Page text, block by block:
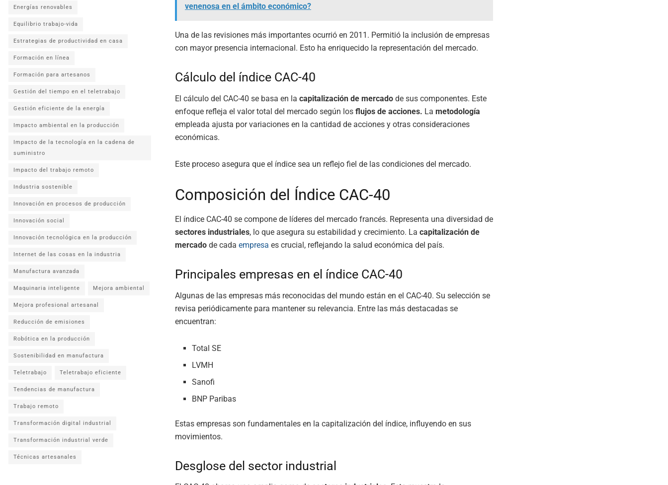
venenosa en el ámbito económico?
Una de las revisiones más importantes ocurrió en 2011. Permitió la inclusión de empresas
con mayor presencia internacional. Esto ha enriquecido la representación del mercado.
Cálculo del índice CAC-40
El cálculo del CAC-40 se basa en la capitalización de mercado de sus componentes. Este
enfoque refleja el valor total del mercado según los flujos de acciones. La metodología
empleada ajusta por variaciones en la cantidad de acciones y otras consideraciones
económicas.
Este proceso asegura que el índice sea un reflejo fiel de las condiciones del mercado.
Composición del Índice CAC-40
El índice CAC-40 se compone de líderes del mercado francés. Representa una diversidad de
sectores industriales, lo que asegura su estabilidad y crecimiento. La capitalización de
mercado de cada empresa es crucial, reflejando la salud económica del país.
Principales empresas en el índice CAC-40
Algunas de las empresas más reconocidas del mundo están en el CAC-40. Su selección se
revisa periódicamente para mantener su relevancia. Entre las más destacadas se
encuentran:
Total SE
LVMH
Sanofi
BNP Paribas
Estas empresas son fundamentales en la capitalización del índice, influyendo en sus
movimientos.
Desglose del sector industrial
Energías renovables
Equilibrio trabajo-vida
Estrategias de productividad en casa
Formación en línea
Formación para artesanos
Gestión del tiempo en el teletrabajo
Gestión eficiente de la energía
Impacto ambiental en la producción
Impacto de la tecnología en la cadena de
suministro
Impacto del trabajo remoto
Industria sostenible
Innovación en procesos de producción
Innovación social
Innovación tecnológica en la producción
Internet de las cosas en la industria
Manufactura avanzada
Maquinaria inteligente Mejora ambiental
Mejora profesional artesanal
Reducción de emisiones
Robótica en la producción
Sostenibilidad en manufactura
Teletrabajo Teletrabajo eficiente
Tendencias de manufactura
Trabajo remoto
Transformación digital industrial
Transformación industrial verde
Técnicas artesanales